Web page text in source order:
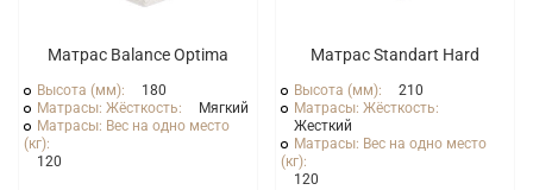
Матрас Balance Optima
Высота (мм):
180
Матрасы: Жёсткость:
Мягкий
Матрасы: Вес на одно место
(кг):
120
Матрас Standart Hard
Высота (мм):
210
Матрасы: Жёсткость:
Жесткий
Матрасы: Вес на одно место
(кг):
120